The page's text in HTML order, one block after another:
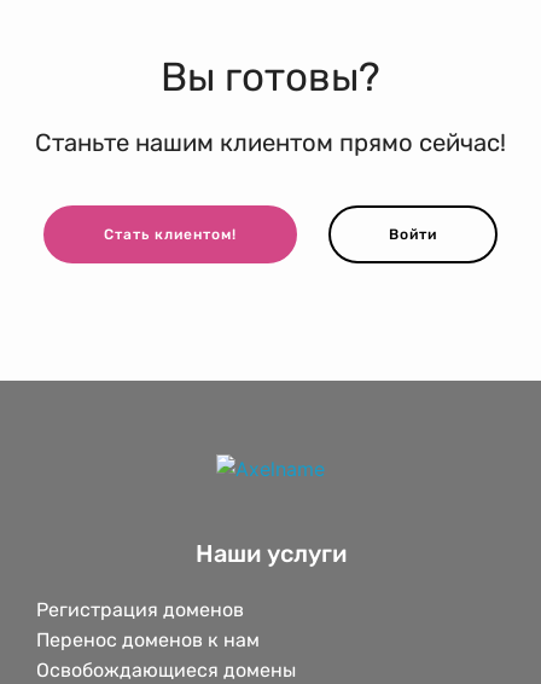
Вы готовы?
Станьте нашим клиентом прямо сейчас!
Стать клиентом! Войти
Наши услуги
Регистрация доменов
Перенос доменов к нам
Освобождающиеся домены